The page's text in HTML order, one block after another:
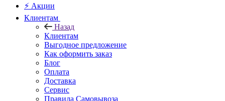
⚡ Акции
Клиентам
Назад
Клиентам
Выгодное предложение
Как оформить заказ
Блог
Оплата
Доставка
Сервис
Правила Самовывоза